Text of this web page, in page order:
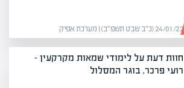
24/01/22 (כ״ב שבט תשפ״ב) | מערכת אפיק
חוות דעת על לימודי שמאות מקרקעין –
רועי פרכר, בוגר המסלול